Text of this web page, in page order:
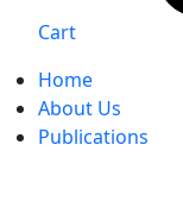
Cart
Home
About Us
Publications